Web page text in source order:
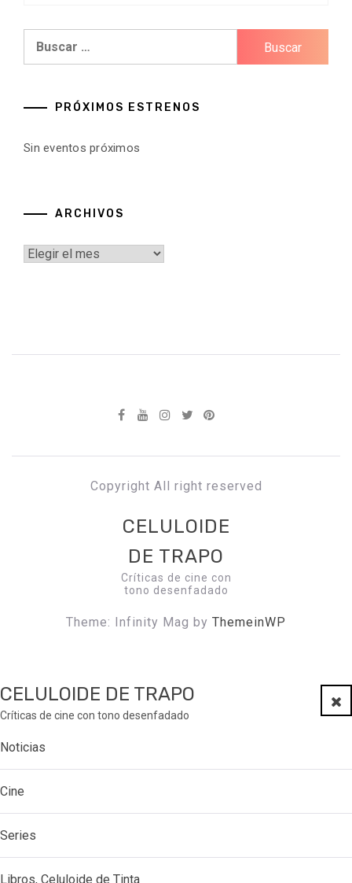
PRÓXIMOS ESTRENOS
Sin eventos próximos
ARCHIVOS
Archivos
Copyright All right reserved
CELULOIDE
DE TRAPO
Críticas de cine con
tono desenfadado
Theme: Infinity Mag by ThemeinWP
CELULOIDE DE TRAPO
Críticas de cine con tono desenfadado
Noticias
Cine
Series
Libros, Celuloide de Tinta